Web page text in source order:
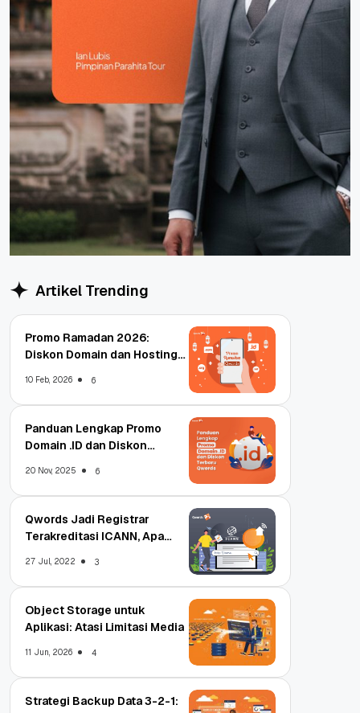
Artikel Trending
Promo Ramadan 2026:
Diskon Domain dan Hosting
10 Feb, 2026 6
Panduan Lengkap Promo
Domain .ID dan Diskon
20 Nov, 2025 6
Qwords Jadi Registrar
Terakreditasi ICANN, Apa
27 Jul, 2022 3
Object Storage untuk
Aplikasi: Atasi Limitasi Media
11 Jun, 2026 4
Strategi Backup Data 3-2-1: